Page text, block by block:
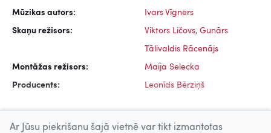
Mūzikas autors: Ivars Vīgners
Skaņu režisors: Viktors Ličovs, Gunārs
Tālivaldis Rācenājs
Montāžas režisors: Maija Selecka
Producents: Leonīds Bērziņš
Ar Jūsu piekrišanu šajā vietnē var tikt izmantotas